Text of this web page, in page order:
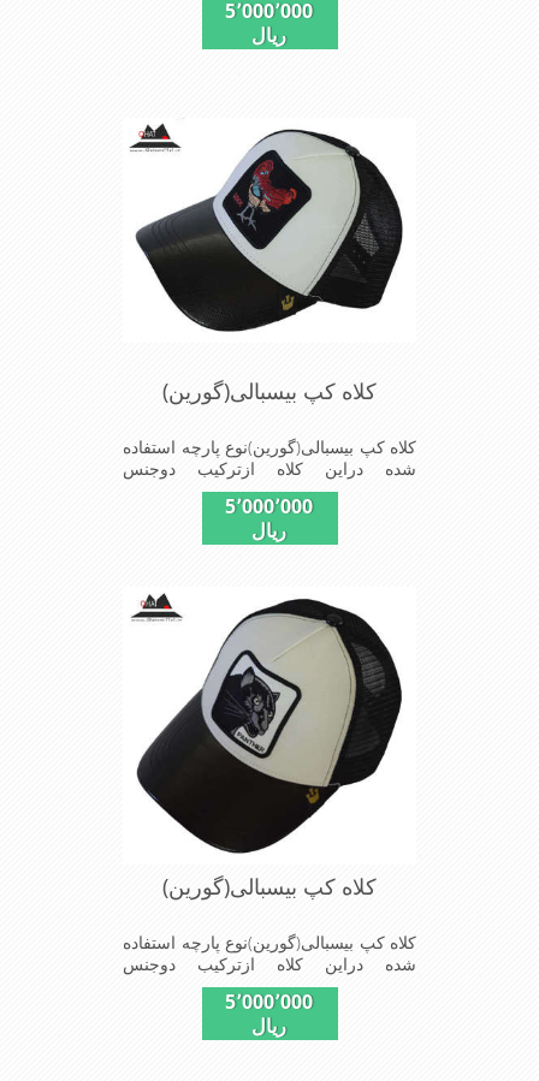
استفاده است ونقاب که مناسب این شکل
ازدیگرخصوصیات این کلاه می باشندmade
in chaina
5٬000٬000
ریال
کلاه کپ بیسبالی(گورین)
کلاه کپ بیسبالی(گورین)نوع پارچه استفاده
شده دراین کلاه ازترکیب دوجنس
چرم(مصنویی)وپلیستراست که با
استفاده است ونقاب که مناسب این شکل
مناسب,سبکی,خوش فرمی
ازدیگرخصوصیات این کلاه می باشندmade
in chaina
5٬000٬000
ریال
کلاه کپ بیسبالی(گورین)
کلاه کپ بیسبالی(گورین)نوع پارچه استفاده
شده دراین کلاه ازترکیب دوجنس
چرم(مصنویی)وپلیستراست که با
استفاده است ونقاب که مناسب این شکل
5٬000٬000
ریال